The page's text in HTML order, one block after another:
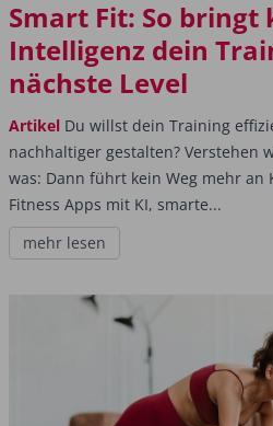
Smart Fit: So bringt
Intelligenz dein
nächste Level
Artikel Du willst dein Training
nachhaltiger gestalten? Verstehen
was: Dann führt kein Weg mehr an
Fitness Apps mit KI, smarte...
mehr lesen